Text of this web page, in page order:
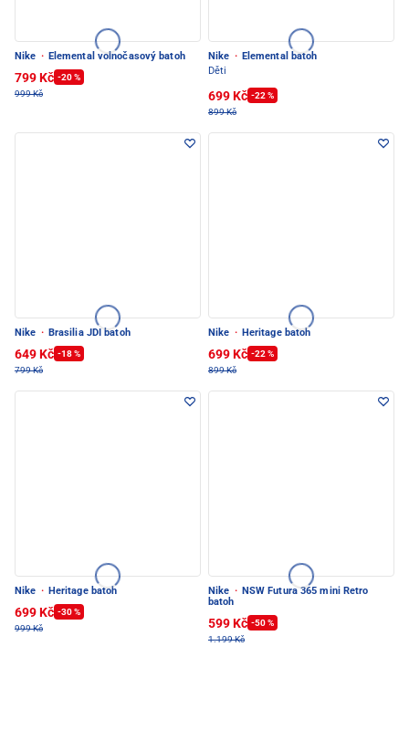
Nike · Elemental volnočasový batoh
799 Kč -20 %
999 Kč
Nike · Elemental batoh
Děti
699 Kč -22 %
899 Kč
Nike · Brasilia JDI batoh
649 Kč -18 %
799 Kč
Nike · Heritage batoh
699 Kč -22 %
899 Kč
Nike · Heritage batoh
699 Kč -30 %
999 Kč
Nike · NSW Futura 365 mini Retro
batoh
599 Kč -50 %
1.199 Kč